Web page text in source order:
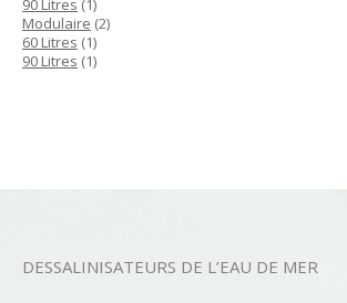
90 Litres 1
produit
Modulaire 22
60 Litres 11
produit
90 Litres 11
DESSALINISATEURS DE L’EAU DE MER